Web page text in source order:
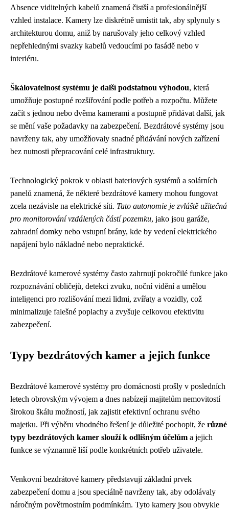
Absence viditelných kabelů znamená čistší a profesionálnější
vzhled instalace. Kamery lze diskrétně umístit tak, aby splynuly s
architekturou domu, aniž by narušovaly jeho celkový vzhled
nepřehlednými svazky kabelů vedoucími po fasádě nebo v
interiéru.
Škálovatelnost systému je další podstatnou výhodou, která
umožňuje postupné rozšiřování podle potřeb a rozpočtu. Můžete
začít s jednou nebo dvěma kamerami a postupně přidávat další, jak
se mění vaše požadavky na zabezpečení. Bezdrátové systémy jsou
navrženy tak, aby umožňovaly snadné přidávání nových zařízení
bez nutnosti přepracování celé infrastruktury.
Technologický pokrok v oblasti bateriových systémů a solárních
panelů znamená, že některé bezdrátové kamery mohou fungovat
zcela nezávisle na elektrické síti. Tato autonomie je zvláště užitečná
pro monitorování vzdálených částí pozemku, jako jsou garáže,
zahradní domky nebo vstupní brány, kde by vedení elektrického
napájení bylo nákladné nebo nepraktické.
Bezdrátové kamerové systémy často zahrnují pokročilé funkce jako
rozpoznávání obličejů, detekci zvuku, noční vidění a umělou
inteligenci pro rozlišování mezi lidmi, zvířaty a vozidly, což
minimalizuje falešné poplachy a zvyšuje celkovou efektivitu
zabezpečení.
Typy bezdrátových kamer a jejich funkce
Bezdrátové kamerové systémy pro domácnosti prošly v posledních
letech obrovským vývojem a dnes nabízejí majitelům nemovitostí
širokou škálu možností, jak zajistit efektivní ochranu svého
majetku. Při výběru vhodného řešení je důležité pochopit, že různé
typy bezdrátových kamer slouží k odlišným účelům a jejich
funkce se významně liší podle konkrétních potřeb uživatele.
Venkovní bezdrátové kamery představují základní prvek
zabezpečení domu a jsou speciálně navrženy tak, aby odolávaly
náročným povětrnostním podmínkám. Tyto kamery jsou obvykle